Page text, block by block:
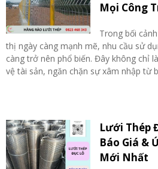
Mọi Công
Trong bối
thị ngày càng mạnh mẽ, nhu cầu sử
càng trở nên phổ biến. Đây không chỉ
vệ tài sản, ngăn chặn sự xâm nhập từ
Lưới Thép
Báo Giá &
Mới Nhất